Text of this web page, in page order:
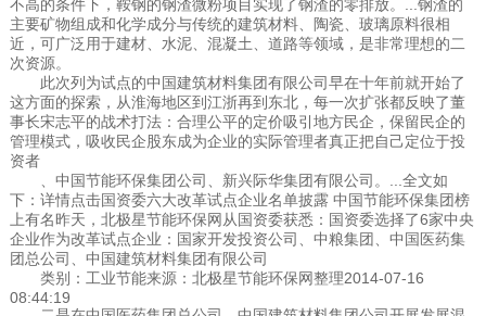
不高的条件下，鞍钢的钢渣微粉项目实现了钢渣的零排放。...钢渣的
主要矿物组成和化学成分与传统的建筑材料、陶瓷、玻璃原料很相
近，可广泛用于建材、水泥、混凝土、道路等领域，是非常理想的二
次资源。
此次列为试点的中国建筑材料集团有限公司早在十年前就开始了
这方面的探索，从淮海地区到江浙再到东北，每一次扩张都反映了董
事长宋志平的战术打法：合理公平的定价吸引地方民企，保留民企的
管理模式，吸收民企股东成为企业的实际管理者真正把自己定位于投
资者
、中国节能环保集团公司、新兴际华集团有限公司。...全文如
下：详情点击国资委六大改革试点企业名单披露 中国节能环保集团榜
上有名昨天，北极星节能环保网从国资委获悉：国资委选择了6家中央
企业作为改革试点企业：国家开发投资公司、中粮集团、中国医药集
团总公司、中国建筑材料集团有限公司
类别：工业节能来源：北极星节能环保网整理2014-07-16
08:44:19